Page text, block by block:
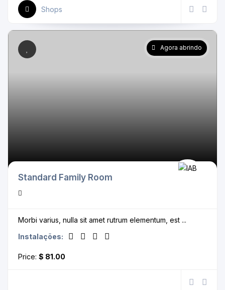
Shops
Agora abrindo
Standard Family Room
Morbi varius, nulla sit amet rutrum elementum, est ...
Instalações:
Price: $ 81.00